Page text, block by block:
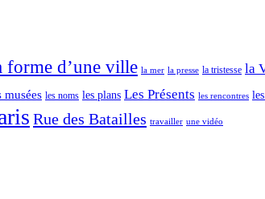
forme d’une ville la mer la presse la tristesse la
musées les noms les plans Les Présents les rencontres
Rue des Batailles travailler une vidéo